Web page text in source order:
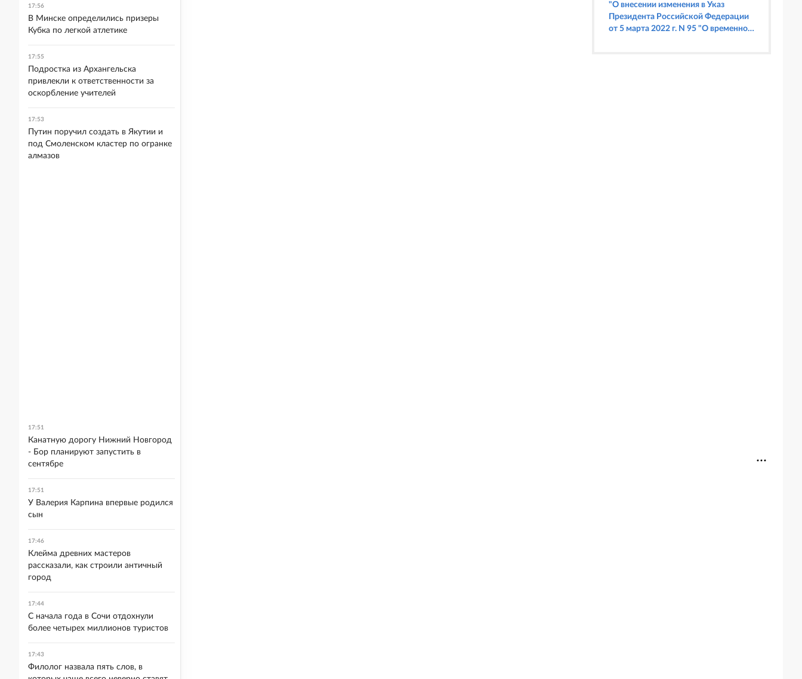
"О внесении изменения в Указ
Президента Российской Федерации
от 5 марта 2022 г. N 95 "О временном
17:56
В Минске определились призеры
Кубка по легкой атлетике
17:55
Подростка из Архангельска
привлекли к ответственности за
оскорбление учителей
17:53
Путин поручил создать в Якутии и
под Смоленском кластер по огранке
алмазов
17:51
Канатную дорогу Нижний Новгород
- Бор планируют запустить в
сентябре
17:51
У Валерия Карпина впервые родился
сын
17:46
Клейма древних мастеров
рассказали, как строили античный
город
17:44
С начала года в Сочи отдохнули
более четырех миллионов туристов
17:43
Филолог назвала пять слов, в